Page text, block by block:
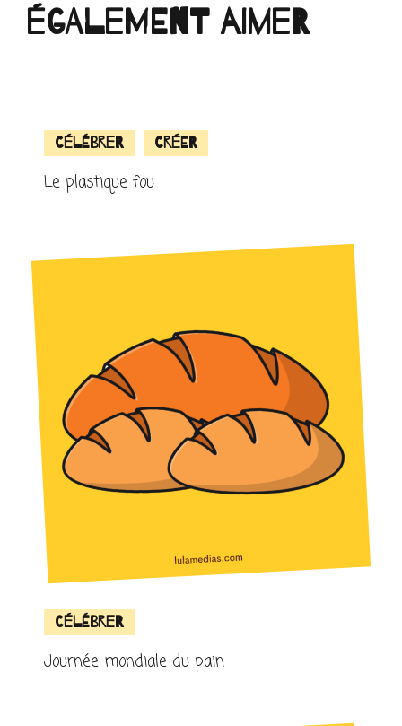
également aimer
Célébrer Créer
Le plastique fou
Célébrer
Journée mondiale du pain